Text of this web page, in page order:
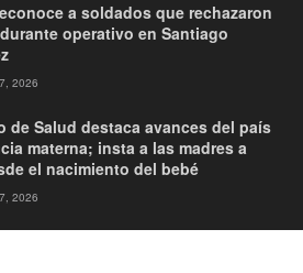
a soldados que rechazaron
operativo en Santiago
2026
de Salud destaca avances del país
materna; insta a las madres a
el nacimiento del bebé
2026